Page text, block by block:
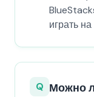
играть
Q Можно